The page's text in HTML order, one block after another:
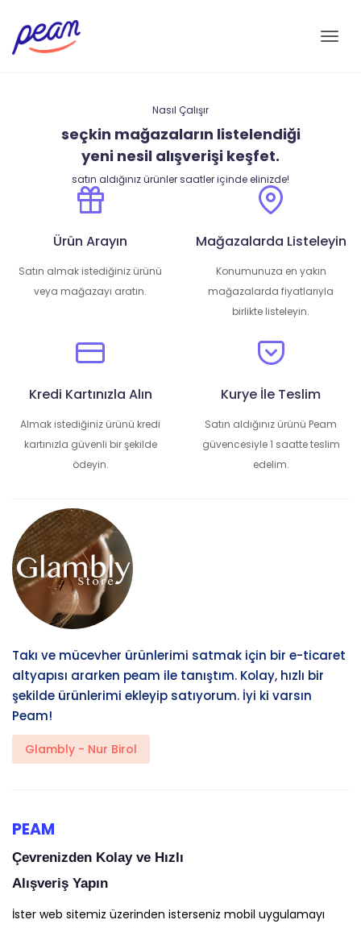
Nasıl Çalışır
seçkin mağazaların listelendiği
yeni nesil alışverişi keşfet.
satın aldığınız ürünler saatler içinde elinizde!
Ürün Arayın
Satın almak istediğiniz ürünü
veya mağazayı aratın.
Mağazalarda Listeleyin
Konumunuza en yakın
mağazalarda fiyatlarıyla
birlikte listeleyin.
Kredi Kartınızla Alın
Almak istediğiniz ürünü kredi
kartınızla güvenli bir şekilde
ödeyin.
Kurye İle Teslim
Satın aldığınız ürünü Peam
güvencesiyle 1 saatte teslim
edelim.
Takı ve mücevher ürünlerimi satmak için bir e-ticaret
altyapısı ararken peam ile tanıştım. Kolay, hızlı bir
şekilde ürünlerimi ekleyip satıyorum. İyi ki varsın
Peam!
Glambly - Nur Birol
PEAM
Çevrenizden Kolay ve Hızlı
Alışveriş Yapın
İster web sitemiz üzerinden isterseniz mobil uygulamayı